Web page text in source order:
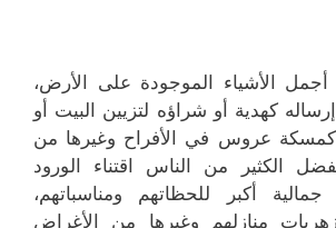
أجمل الأشياء الموجودة على الأرض،
كهدية أو شراؤه لتزيين البيت أو
كمسكة عروس في الأفراح وغيرها من
الكثير من الناس اقتناء الورود
جمالية أكبر للحظاتهم ومناسباتهم،
منازلهم وغيرها من الأغراض